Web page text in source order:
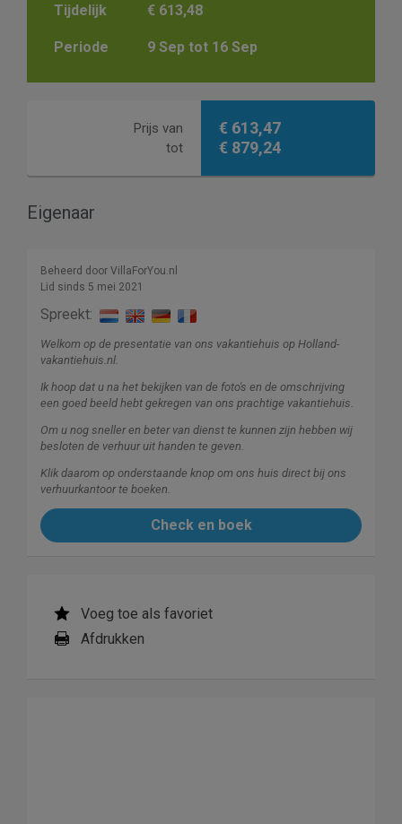
Tijdelijk
€ 613,48
Periode 9 Sep tot 16 Sep
Prijs van
tot
€ 613,47
€ 879,24
Eigenaar
Beheerd door VillaForYou.nl
Lid sinds 5 mei 2021
Spreekt:
Welkom op de presentatie van ons vakantiehuis op Holland-
vakantiehuis.nl.
Ik hoop dat u na het bekijken van de foto's en de omschrijving
een goed beeld hebt gekregen van ons prachtige vakantiehuis.
Om u nog sneller en beter van dienst te kunnen zijn hebben wij
besloten de verhuur uit handen te geven.
Klik daarom op onderstaande knop om ons huis direct bij ons
verhuurkantoor te boeken.
Check en boek
Voeg toe als favoriet
Afdrukken